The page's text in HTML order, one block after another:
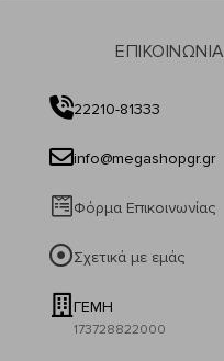
ΕΠΙΚΟΙΝΩΝΙΑ
22210-81333
info@megashopgr.gr
Φόρμα Επικοινωνίας
Σχετικά με εμάς
ΓΕΜΗ
173728822000